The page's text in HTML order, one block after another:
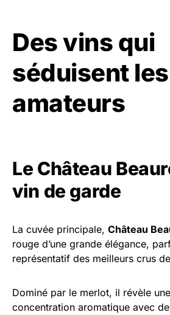
Des vins qui
séduisent les
amateurs
Le Château
vin de garde
La cuvée principale, Château
rouge d’une grande élégance,
représentatif des meilleurs crus
Dominé par le merlot, il révèle
concentration aromatique avec